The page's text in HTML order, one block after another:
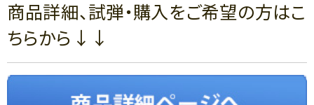
商品詳細、試弾・購入をご希望の方はこ
ちらから↓↓